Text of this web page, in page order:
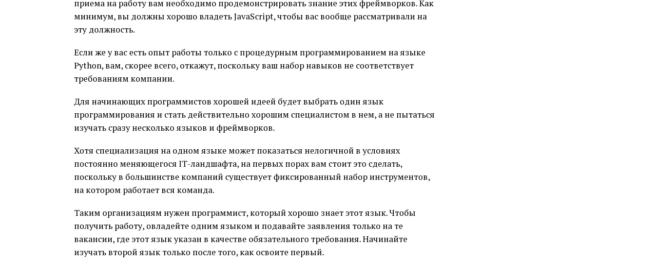
приема на работу вам необходимо продемонстрировать знание этих фреймворков. Как
минимум, вы должны хорошо владеть JavaScript, чтобы вас вообще рассматривали на
эту должность.
Если же у вас есть опыт работы только с процедурным программированием на языке
Python, вам, скорее всего, откажут, поскольку ваш набор навыков не соответствует
требованиям компании.
Для начинающих программистов хорошей идеей будет выбрать один язык
программирования и стать действительно хорошим специалистом в нем, а не пытаться
изучать сразу несколько языков и фреймворков.
Хотя специализация на одном языке может показаться нелогичной в условиях
постоянно меняющегося IT-ландшафта, на первых порах вам стоит это сделать,
поскольку в большинстве компаний существует фиксированный набор инструментов,
на котором работает вся команда.
Таким организациям нужен программист, который хорошо знает этот язык. Чтобы
получить работу, овладейте одним языком и подавайте заявления только на те
вакансии, где этот язык указан в качестве обязательного требования. Начинайте
изучать второй язык только после того, как освоите первый.